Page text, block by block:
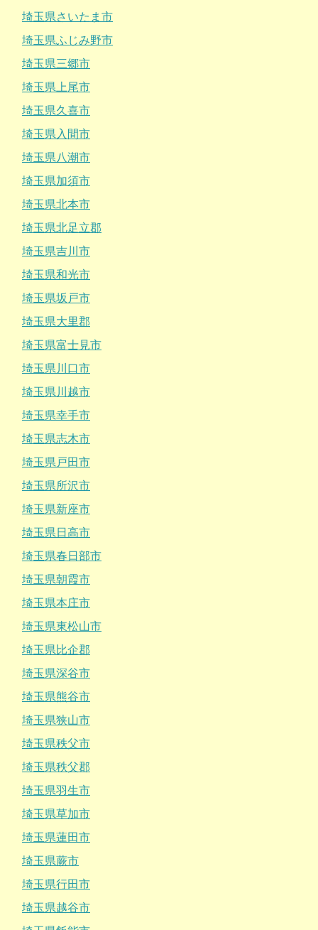
埼玉県さいたま市
埼玉県ふじみ野市
埼玉県三郷市
埼玉県上尾市
埼玉県久喜市
埼玉県入間市
埼玉県八潮市
埼玉県加須市
埼玉県北本市
埼玉県北足立郡
埼玉県吉川市
埼玉県和光市
埼玉県坂戸市
埼玉県大里郡
埼玉県富士見市
埼玉県川口市
埼玉県川越市
埼玉県幸手市
埼玉県志木市
埼玉県戸田市
埼玉県所沢市
埼玉県新座市
埼玉県日高市
埼玉県春日部市
埼玉県朝霞市
埼玉県本庄市
埼玉県東松山市
埼玉県比企郡
埼玉県深谷市
埼玉県熊谷市
埼玉県狭山市
埼玉県秩父市
埼玉県秩父郡
埼玉県羽生市
埼玉県草加市
埼玉県蓮田市
埼玉県蕨市
埼玉県行田市
埼玉県越谷市